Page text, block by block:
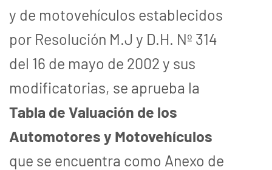
y de motovehículos establecidos
por Resolución M.J y D.H. Nº 314
del 16 de mayo de 2002 y sus
modificatorias, se aprueba la
Tabla de Valuación de los
Automotores y Motovehículos
que se encuentra como Anexo de